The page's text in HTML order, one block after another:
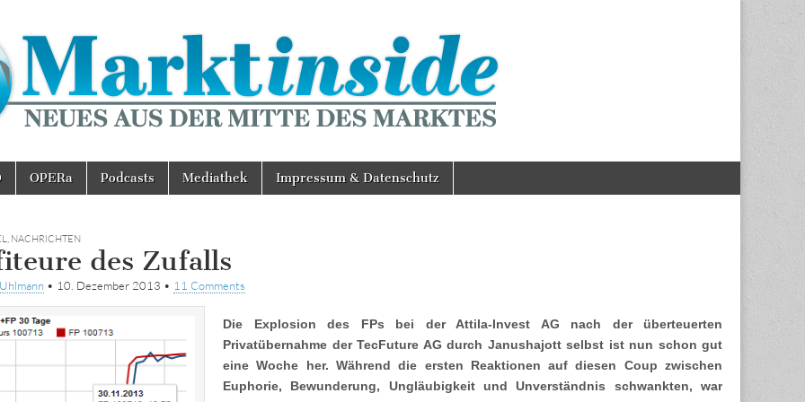
OPERa Podcasts Mediathek Impressum & Datenschutz
, NACHRICHTEN
des Zufalls
• 10. Dezember 2013 • 11 Comments
Die Explosion des FPs bei der Attila-Invest AG nach der überteuerten
Privatübernahme der TecFuture AG durch Janushajott selbst ist nun schon gut
eine Woche her. Während die ersten Reaktionen auf diesen Coup zwischen
Euphorie, Bewunderung, Ungläubigkeit und Unverständnis schwankten, war